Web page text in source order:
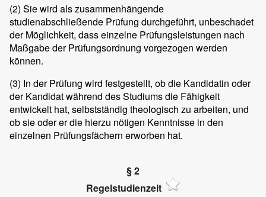
(2) Sie wird als zusammenhängende
studienabschließende Prüfung durchgeführt, unbeschadet
der Möglichkeit, dass einzelne Prüfungsleistungen nach
Maßgabe der Prüfungsordnung vorgezogen werden
können.
(3) In der Prüfung wird festgestellt, ob die Kandidatin oder
der Kandidat während des Studiums die Fähigkeit
entwickelt hat, selbstständig theologisch zu arbeiten, und
ob sie oder er die hierzu nötigen Kenntnisse in den
einzelnen Prüfungsfächern erworben hat.
§ 2
Regelstudienzeit